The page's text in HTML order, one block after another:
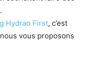
Hydrao First, c’est
vous proposons